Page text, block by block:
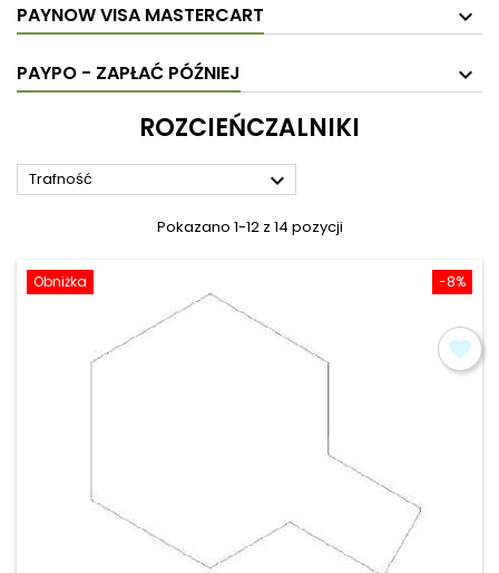
PAYNOW VISA MASTERCART
PAYPO - ZAPŁAĆ PÓŹNIEJ
ROZCIEŃCZALNIKI
Trafność 
Pokazano 1-12 z 14 pozycji
-8%
Obniżka